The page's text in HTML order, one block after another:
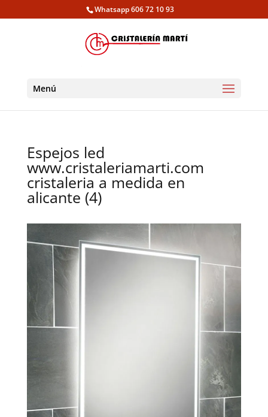
Whatsapp 606 72 10 93
Menú
Espejos led
www.cristaleriamarti.com
cristaleria a medida en
alicante (4)